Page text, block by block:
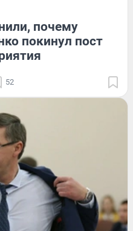
почему
покинул пост
52